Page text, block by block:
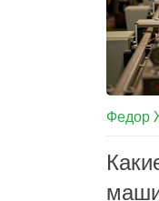
Федор